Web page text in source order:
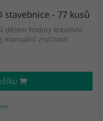
stavebnice - 77 kusů
dětem hodiny kreativní
manuální zručnosti